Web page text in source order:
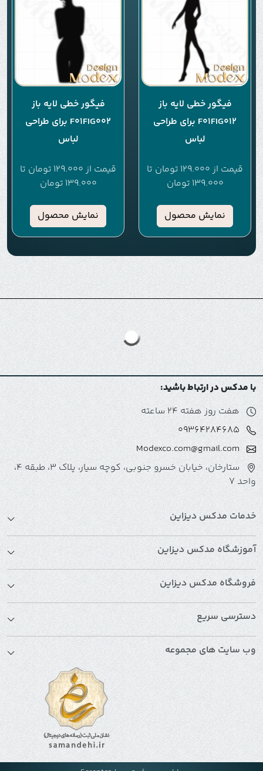
فیگور خطی لایه باز
F01FIG012 برای طراحی
لباس
قیمت از129.000 تومان تا
139.000 تومان
نمایش محصول
فیگور خطی لایه باز
F01FIG002 برای طراحی
لباس
قیمت از129.000 تومان تا
139.000 تومان
نمایش محصول
با مدکس در ارتباط باشید:
هفت روز هفته 24 ساعته
09364284685
Modexco.com@gmail.com
ستارخان، خیابان خسرو جنوبی، کوچه سیار، پلاک 3، طبقه 4،
واحد 7
خدمات مدکس دیزاین
آموزشگاه مدکس دیزاین
فروشگاه مدکس دیزاین
دسترسی سریع
وب سایت های مجموعه